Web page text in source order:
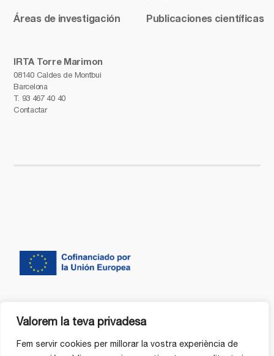
Valorem la teva privadesa
Fem servir cookies per millorar la vostra experiència de
IRTA Torre Marimon
08140 Caldes de Montbui
Barcelona
T. 93 467 40 40
Contactar
Áreas de investigación Publicaciones científicas